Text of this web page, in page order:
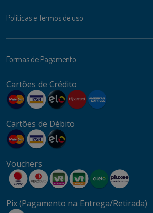
Politicas e Termos de uso
Formas de Pagamento
Cartões de Crédito
Cartões de Débito
Vouchers
Pix (Pagamento na Entrega/Retirada)